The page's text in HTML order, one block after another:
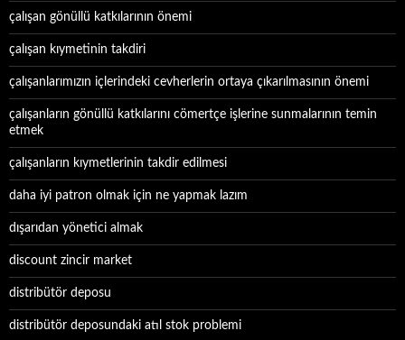
çalışan gönüllü katkılarının önemi
çalışan kıymetinin takdiri
çalışanlarımızın içlerindeki cevherlerin ortaya çıkarılmasının önemi
çalışanların gönüllü katkılarını cömertçe işlerine sunmalarının temin
etmek
çalışanların kıymetlerinin takdir edilmesi
daha iyi patron olmak için ne yapmak lazım
dışarıdan yönetici almak
discount zincir market
distribütör deposu
distribütör deposundaki atıl stok problemi